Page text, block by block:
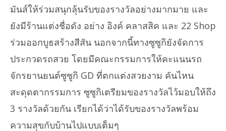
มันส์ให้ร่วมสนุกลุ้นรับของรางวัลอย่างมากมาย และ
ยังมีร้านแต่งชื่อดัง อย่าง อิงค์ คลาสสิค และ 22 Shop
ร่วมออกบูธสร้างสีสัน นอกจากนี้ทางซูซูกิยังจัดการ
ประกวดรถสวย โดยมีคณะกรรมการให้คะแนนรถ
จักรยานยนต์ซูซูกิ GD ที่ตกแต่งสวยงาม คันไหน
สะดุดตากรรมการ ซูซูกิเตรียมของรางวัลไว้มอบให้ถึง
3 รางวัลด้วยกัน เรียกได้ว่าได้รับของรางวัลพร้อม
ความสุขกับบ้านไปแบบเต็มๆ